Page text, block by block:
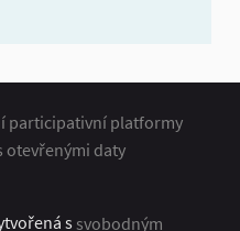
participativní platformy
otevřenými daty
ssvobodným